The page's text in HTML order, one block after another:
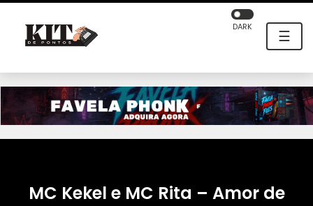
☰
DARK
MC Kekel e MC Rita – Amor de